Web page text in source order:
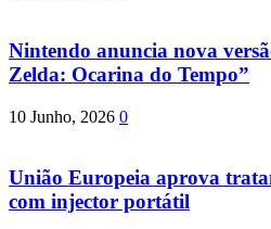
Nintendo anuncia nova
Zelda: Ocarina do Tempo”
10 Junho, 2026 0
União Europeia aprova
com injector portátil